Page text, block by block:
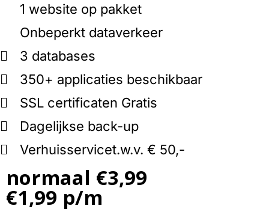
1 website op pakket
Onbeperkt dataverkeer
3 databases
350+ applicaties beschikbaar
SSL certificaten Gratis
Dagelijkse back-up
Verhuisservicet.w.v. € 50,-
normaal €3,99
€1,99 p/m